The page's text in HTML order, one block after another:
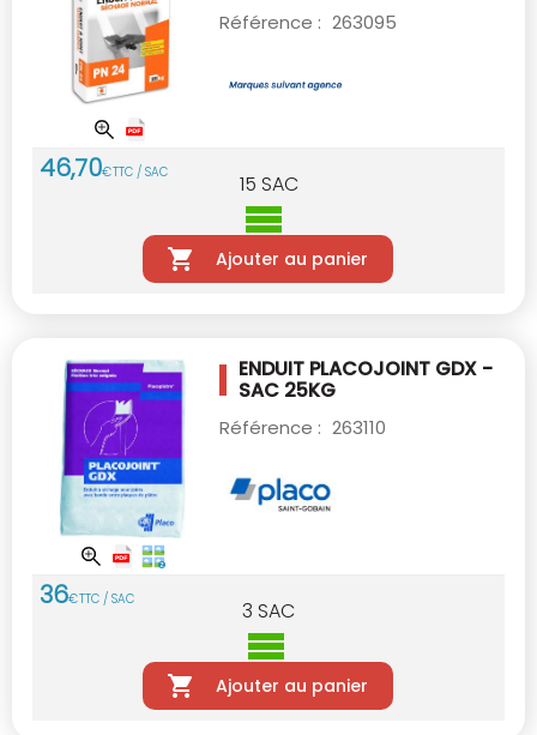
Référence : 263095
46,70€TTC / SAC 15 SAC
Ajouter au panier
ENDUIT PLACOJOINT GDX -
SAC 25KG
Référence : 263110
36€TTC / SAC 3 SAC
Ajouter au panier